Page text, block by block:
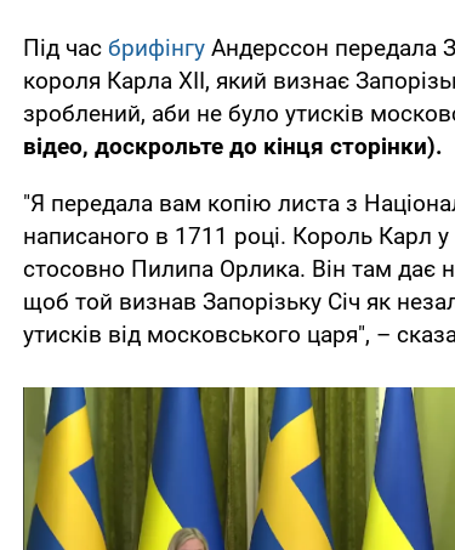
Під час брифінгу Андерссон передала
короля Карла ХІІ, який визнає
зроблений, аби не було утисків
відео, доскрольте до кінця сторінки).
"Я передала вам копію листа з
написаного в 1711 році. Король Карл
стосовно Пилипа Орлика. Він там дає
щоб той визнав Запорізьку Січ як
утисків від московського царя", –